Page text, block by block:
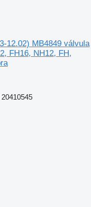
12.02) MB4849 válvula
FH16, NH12, FH,